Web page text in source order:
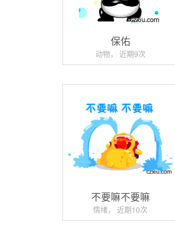
保佑
动物， 近期9次
不要嘛不要嘛
情绪， 近期10次